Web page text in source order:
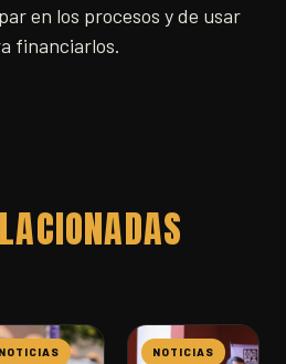
en los procesos y de usar
financiarlos.
NOTICIAS NOTICIAS